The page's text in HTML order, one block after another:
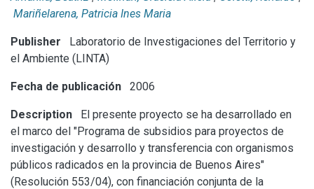
Mariñelarena, Patricia Ines Maria
Publisher
Laboratorio de Investigaciones del Territorio y
el Ambiente (LINTA)
Fecha de publicación 2006
Description
El presente proyecto se ha desarrollado en
el marco del "Programa de subsidios para proyectos de
investigación y desarrollo y transferencia con organismos
públicos radicados en la provincia de Buenos Aires"
(Resolución 553/04), con financiación conjunta de la